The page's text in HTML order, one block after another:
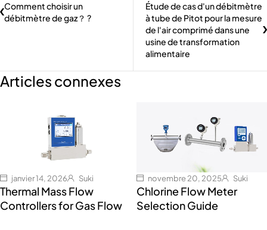
Comment choisir un
débitmètre de gaz？ ?
Étude de cas d'un débitmètre
à tube de Pitot pour la mesure
de l'air comprimé dans une
usine de transformation
alimentaire
Articles connexes
janvier 14, 2026 Suki
Thermal Mass Flow
Controllers for Gas Flow
novembre 20, 2025 Suki
Chlorine Flow Meter
Selection Guide